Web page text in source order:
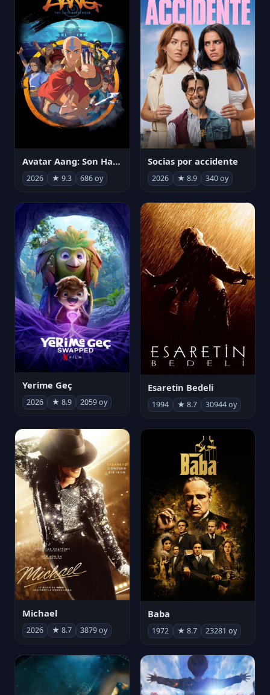
Avatar Aang: Son Havabükücü
2026 ★ 9.3 686 oy
Socias por accidente
2026 ★ 8.9 340 oy
Yerime Geç
2026 ★ 8.9 2059 oy
Esaretin Bedeli
1994 ★ 8.7 30944 oy
Michael
2026 ★ 8.7 3879 oy
Baba
1972 ★ 8.7 23281 oy